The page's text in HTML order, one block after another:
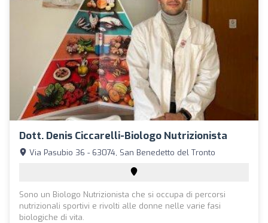
Dott. Denis Ciccarelli-Biologo Nutrizionista
Via Pasubio 36 - 63074, San Benedetto del Tronto
Sono un Biologo Nutrizionista che si occupa di percorsi
nutrizionali sportivi e rivolti alle donne nelle varie fasi
biologiche di vita.